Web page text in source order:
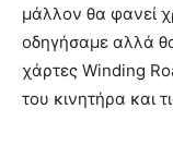
μάλλον θα φανεί
οδηγήσαμε αλλά
χάρτες Winding
του κινητήρα και